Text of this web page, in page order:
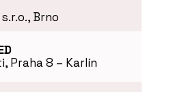
s.r.o., Brno
Praha 8 – Karlín